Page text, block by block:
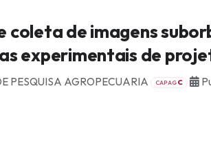
coleta de imagens
experimentais de
PESQUISA AGROPECUARIA CAPAGC